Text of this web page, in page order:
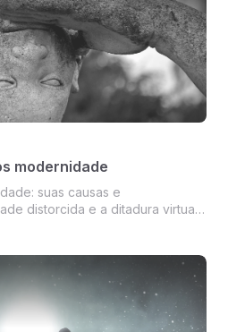
modernidade
suas causas e
distorcida e a ditadura virtual